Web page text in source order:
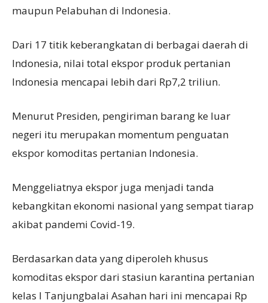
maupun Pelabuhan di Indonesia.
Dari 17 titik keberangkatan di berbagai daerah di
Indonesia, nilai total ekspor produk pertanian
Indonesia mencapai lebih dari Rp7,2 triliun.
Menurut Presiden, pengiriman barang ke luar
negeri itu merupakan momentum penguatan
ekspor komoditas pertanian Indonesia.
Menggeliatnya ekspor juga menjadi tanda
kebangkitan ekonomi nasional yang sempat tiarap
akibat pandemi Covid-19.
Berdasarkan data yang diperoleh khusus
komoditas ekspor dari stasiun karantina pertanian
kelas I Tanjungbalai Asahan hari ini mencapai Rp